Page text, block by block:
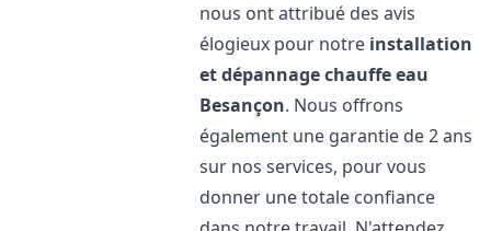
nous ont attribué des avis
élogieux pour notre installation
et dépannage chauffe eau
Besançon. Nous offrons
également une garantie de 2 ans
sur nos services, pour vous
donner une totale confiance